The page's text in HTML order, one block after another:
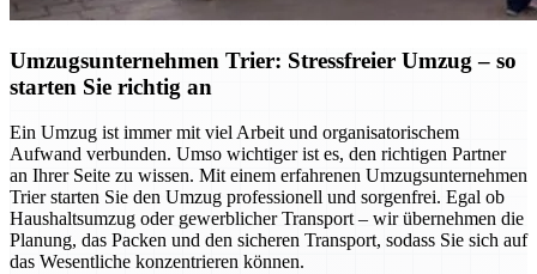
Umzugsunternehmen Trier: Stressfreier Umzug – so
starten Sie richtig an
Ein Umzug ist immer mit viel Arbeit und organisatorischem
Aufwand verbunden. Umso wichtiger ist es, den richtigen Partner
an Ihrer Seite zu wissen. Mit einem erfahrenen Umzugsunternehmen
Trier starten Sie den Umzug professionell und sorgenfrei. Egal ob
Haushaltsumzug oder gewerblicher Transport – wir übernehmen die
Planung, das Packen und den sicheren Transport, sodass Sie sich auf
das Wesentliche konzentrieren können.